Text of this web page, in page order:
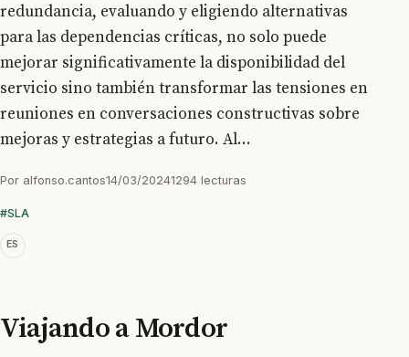
redundancia, evaluando y eligiendo alternativas
para las dependencias críticas, no solo puede
mejorar significativamente la disponibilidad del
servicio sino también transformar las tensiones en
reuniones en conversaciones constructivas sobre
mejoras y estrategias a futuro. Al...
Por alfonso.cantos14/03/20241294 lecturas
#SLA
ES
Viajando a Mordor